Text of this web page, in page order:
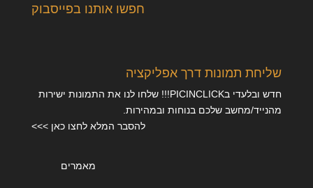
חפשו אותנו בפייסבוק
שליחת תמונות דרך אפליקציה
חדש ובלעדי בPICINCLICK!!! שלחו לנו את התמונות ישירות
מהנייד/מחשב שלכם בנוחות ובמהירות.
להסבר המלא לחצו כאן >>>
מאמרים